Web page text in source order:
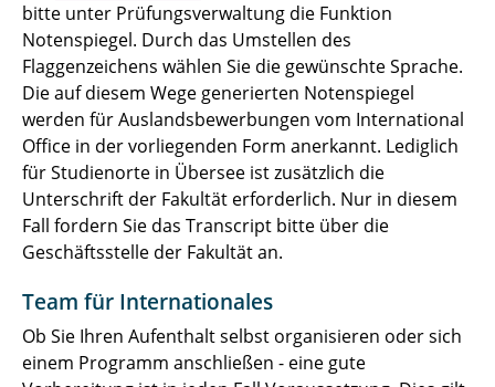
bitte unter Prüfungsverwaltung die Funktion
Notenspiegel. Durch das Umstellen des
Flaggenzeichens wählen Sie die gewünschte Sprache.
Die auf diesem Wege generierten Notenspiegel
werden für Auslandsbewerbungen vom International
Office in der vorliegenden Form anerkannt. Lediglich
für Studienorte in Übersee ist zusätzlich die
Unterschrift der Fakultät erforderlich. Nur in diesem
Fall fordern Sie das Transcript bitte über die
Geschäftsstelle der Fakultät an.
Team für Internationales
Ob Sie Ihren Aufenthalt selbst organisieren oder sich
einem Programm anschließen - eine gute